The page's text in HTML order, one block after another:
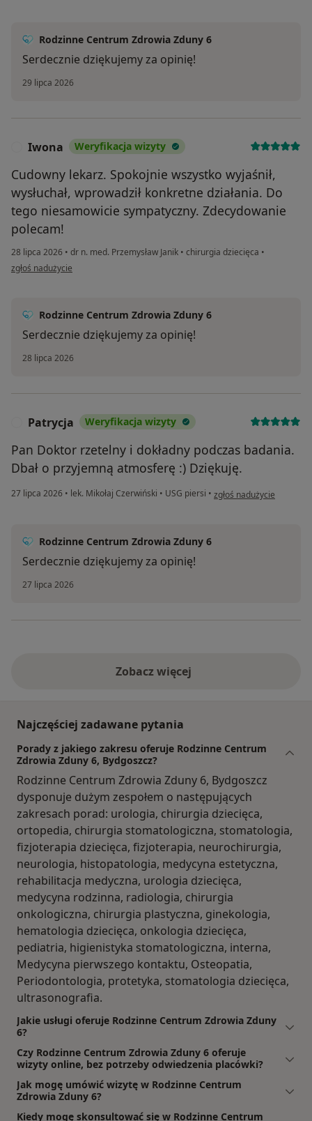
Rodzinne Centrum Zdrowia Zduny 6
Serdecznie dziękujemy za opinię!
29 lipca 2026
Iwona Weryfikacja wizyty
Cudowny lekarz. Spokojnie wszystko wyjaśnił,
wysłuchał, wprowadził konkretne działania. Do
tego niesamowicie sympatyczny. Zdecydowanie
polecam!
28 lipca 2026 • dr n. med. Przemysław Janik • chirurgia dziecięca •
w opinii użytkownika Iwona
zgłoś nadużycie
Rodzinne Centrum Zdrowia Zduny 6
Serdecznie dziękujemy za opinię!
28 lipca 2026
Patrycja Weryfikacja wizyty
Pan Doktor rzetelny i dokładny podczas badania.
Dbał o przyjemną atmosferę :) Dziękuję.
27 lipca 2026 • lek. Mikołaj Czerwiński • USG piersi • w opinii użytkownika
zgłoś nadużycie
Rodzinne Centrum Zdrowia Zduny 6
Serdecznie dziękujemy za opinię!
27 lipca 2026
Zobacz więcej
Najczęściej zadawane pytania
Porady z jakiego zakresu oferuje Rodzinne Centrum
Zdrowia Zduny 6, Bydgoszcz?
Rodzinne Centrum Zdrowia Zduny 6, Bydgoszcz
dysponuje dużym zespołem o następujących
zakresach porad: urologia, chirurgia dziecięca,
ortopedia, chirurgia stomatologiczna, stomatologia,
fizjoterapia dziecięca, fizjoterapia, neurochirurgia,
neurologia, histopatologia, medycyna estetyczna,
rehabilitacja medyczna, urologia dziecięca,
medycyna rodzinna, radiologia, chirurgia
onkologiczna, chirurgia plastyczna, ginekologia,
hematologia dziecięca, onkologia dziecięca,
pediatria, higienistyka stomatologiczna, interna,
Medycyna pierwszego kontaktu, Osteopatia,
Periodontologia, protetyka, stomatologia dziecięca,
ultrasonografia.
Jakie usługi oferuje Rodzinne Centrum Zdrowia Zduny
6?
Czy Rodzinne Centrum Zdrowia Zduny 6 oferuje
wizyty online, bez potrzeby odwiedzenia placówki?
Jak mogę umówić wizytę w Rodzinne Centrum
Zdrowia Zduny 6?
Kiedy mogę skonsultować się w Rodzinne Centrum